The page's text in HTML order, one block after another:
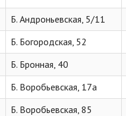
Б. Андроньевская, 5/11
Б. Богородская, 52
Б. Бронная, 40
Б. Воробьевская, 17а
Б. Воробьевская, 85